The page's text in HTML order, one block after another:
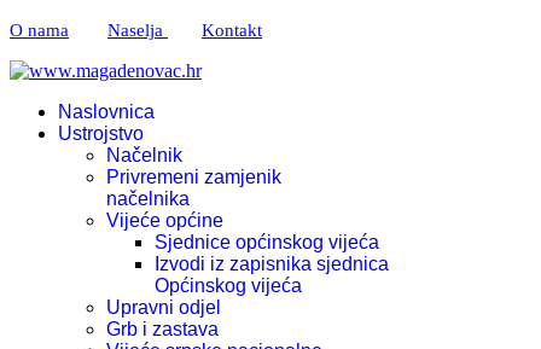
O nama Naselja Kontakt
Naslovnica
Ustrojstvo
Načelnik
Privremeni zamjenik
načelnika
Vijeće općine
Sjednice općinskog vijeća
Izvodi iz zapisnika sjednica
Općinskog vijeća
Upravni odjel
Grb i zastava